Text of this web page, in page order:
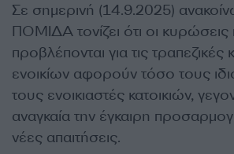
Σε σημερινή (14.9.2025)
ΠΟΜΙΔΑ τονίζει ότι οι κυρώσεις
προβλέπονται για τις τραπεζικές
ενοικίων αφορούν τόσο τους
τους ενοικιαστές κατοικιών,
αναγκαία την έγκαιρη
νέες απαιτήσεις.